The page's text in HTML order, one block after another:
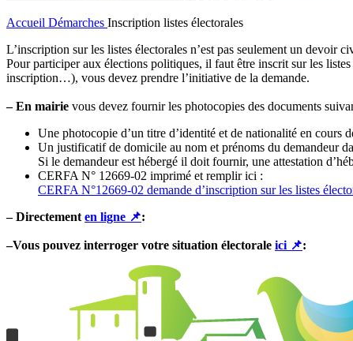
Accueil Démarches Inscription listes électorales
L’inscription sur les listes électorales n’est pas seulement un devoir
Pour participer aux élections politiques, il faut être inscrit sur les
inscription…), vous devez prendre l’initiative de la demande.
– En mairie vous devez fournir les photocopies des documents
Une photocopie d’un titre d’identité et de nationalité en cours
Un justificatif de domicile au nom et prénoms du demandeur
Si le demandeur est hébergé il doit fournir, une attestation
CERFA N° 12669-02 imprimé et remplir ici :
CERFA N°12669-02 demande d’inscription sur les listes
– Directement en ligne 📌:
–Vous pouvez interroger votre situation électorale ici 📌: